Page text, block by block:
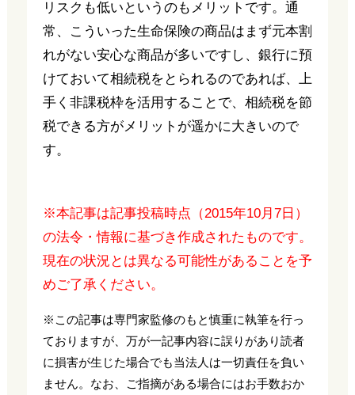
リスクも低いというのもメリットです。通
常、こういった生命保険の商品はまず元本割
れがない安心な商品が多いですし、銀行に預
けておいて相続税をとられるのであれば、上
手く非課税枠を活用することで、相続税を節
税できる方がメリットが遥かに大きいので
す。
※本記事は記事投稿時点（2015年10月7日）
の法令・情報に基づき作成されたものです。
現在の状況とは異なる可能性があることを予
めご了承ください。
※この記事は専門家監修のもと慎重に執筆を行っ
ておりますが、万が一記事内容に誤りがあり読者
に損害が生じた場合でも当法人は一切責任を負い
ません。なお、ご指摘がある場合にはお手数おか